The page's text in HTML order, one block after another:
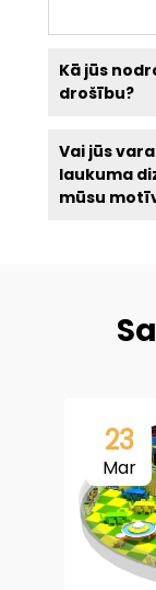
Kā jūs
drošību?
Vai jūs
laukuma
mūsu
23
Mar